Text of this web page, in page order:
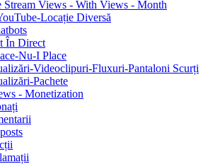
Stream Views - With Views - Month
Locație Diversă
În Direct
Nu-I Place
Videoclipuri-Fluxuri-Pantaloni Scurți
Pachete
- Monetization